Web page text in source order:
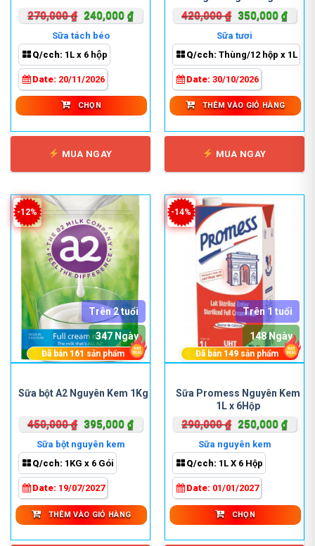
270,000₫ Giá
gốc
là:
270,000 ₫.
240,000 ₫Giá
240,000 ₫.
Sữa tách béo
Q/cch: 1L x 6 hộp
Date: 20/11/2026
CHỌN
có
nhiều
biến
thể.
Các
tùy
chọn
có
thể
chọn
trên
sản
phẩm
MUA NGAY
Secret Hộp 1 Lít
420,000₫ Giá
gốc
là:
420,000 ₫.
350,000 ₫Giá
tại
là:
Sữa tươi
Q/cch: Thùng/12 hộp x 1L
Date: 30/10/2026
THÊM VÀO GIỎ HÀNG
MUA NGAY
-12%
Sữa bột A2 Nguyên Kem 1Kg
450,000₫ Giá
gốc
là:
450,000 ₫.
395,000 ₫Giá
395,000 ₫.
Sữa bột nguyên kem
Q/cch: 1KG x 6 Gói
Date: 19/07/2027
Trên 2 tuổi
347 Ngày
Đã bán 161 sản phẩm
THÊM VÀO GIỎ HÀNG
-14%
Sữa Promess Nguyên Kem
1L x 6Hộp
290,000₫ Giá
gốc
là:
290,000 ₫.
250,000 ₫Giá
Sữa nguyên kem
Q/cch: 1L X 6 Hộp
Date: 01/01/2027
Trên 1 tuổi
148 Ngày
Đã bán 149 sản phẩm
CHỌN
phẩm
này
có
nhiều
biến
thể.
Các
tùy
chọn
có
thể